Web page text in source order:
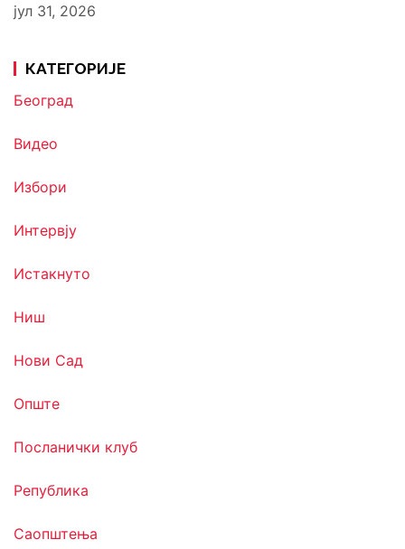
јул 31, 2026
КАТЕГОРИЈЕ
Београд
Видео
Избори
Интервју
Истакнуто
Ниш
Нови Сад
Опште
Посланички клуб
Република
Саопштења